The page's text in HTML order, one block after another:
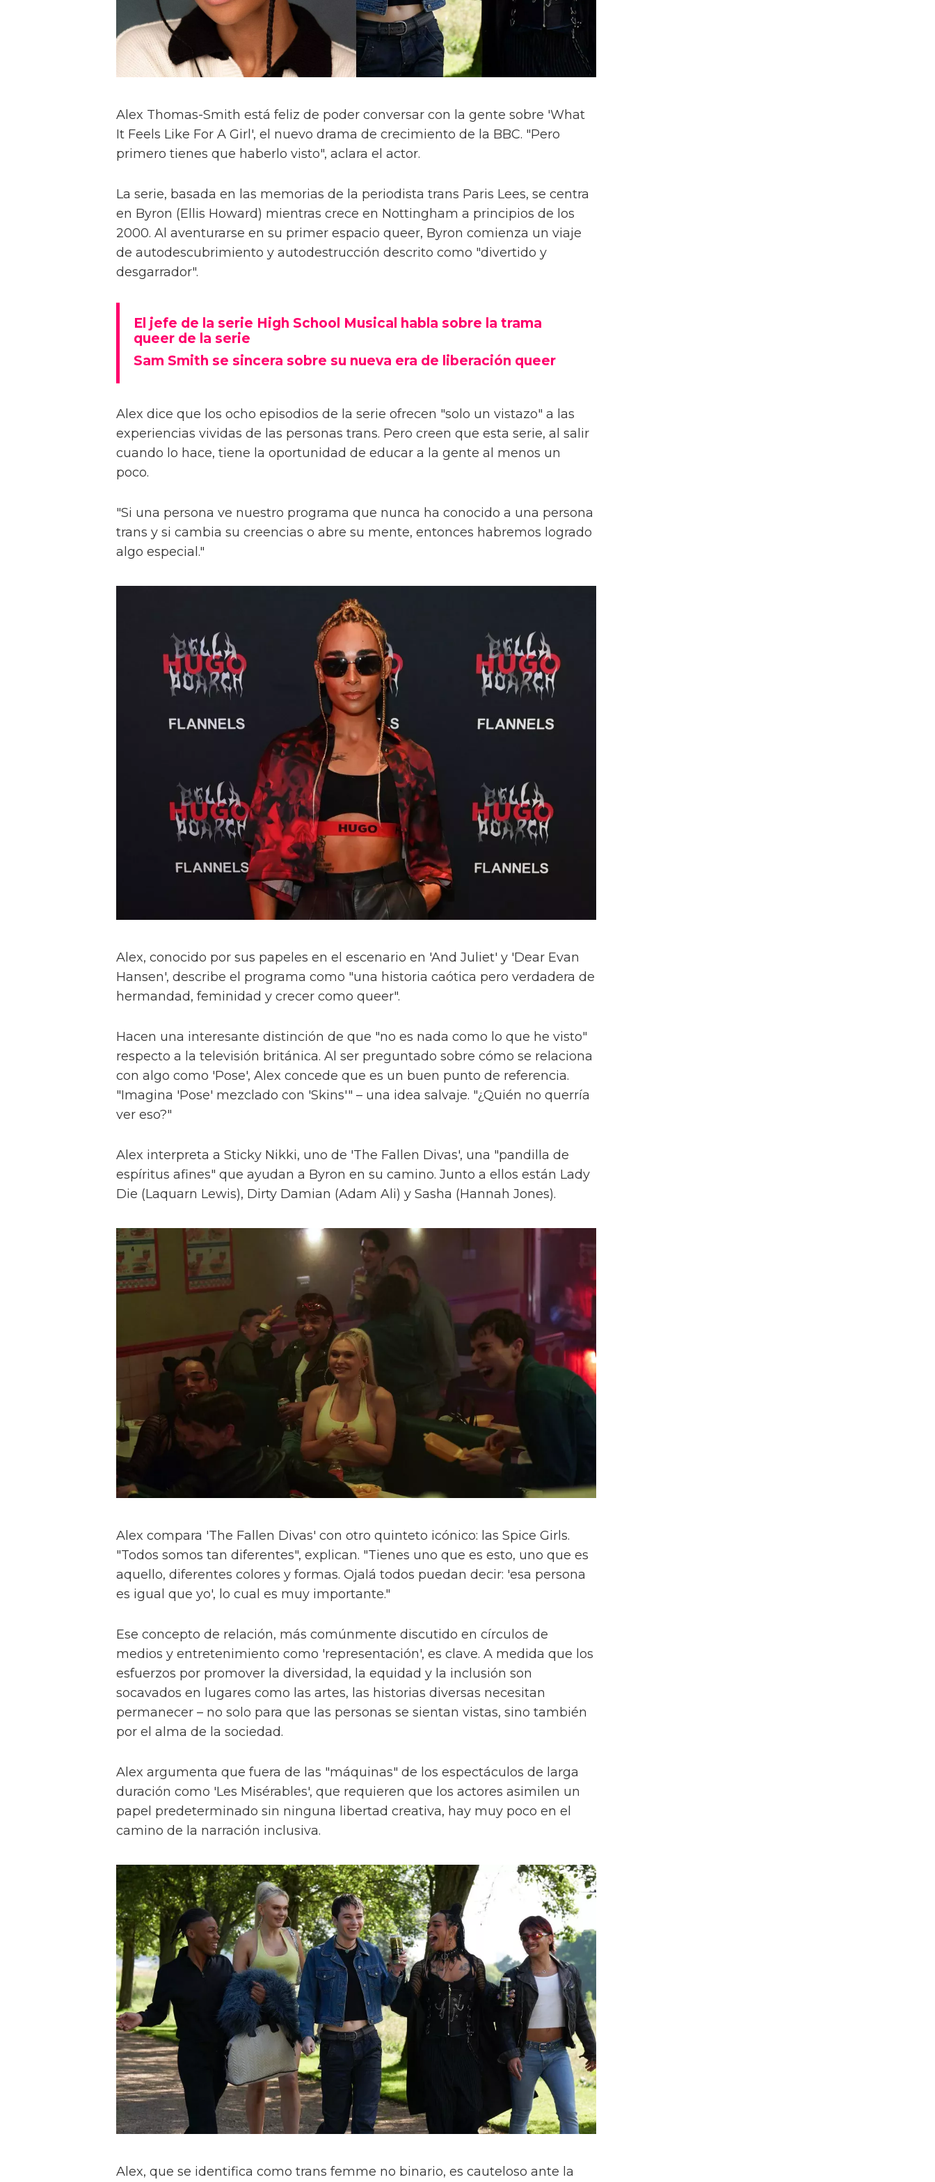
Alex Thomas-Smith está feliz de poder conversar con la gente sobre 'What
It Feels Like For A Girl', el nuevo drama de crecimiento de la BBC. "Pero
primero tienes que haberlo visto", aclara el actor.
La serie, basada en las memorias de la periodista trans Paris Lees, se centra
en Byron (Ellis Howard) mientras crece en Nottingham a principios de los
2000. Al aventurarse en su primer espacio queer, Byron comienza un viaje
de autodescubrimiento y autodestrucción descrito como "divertido y
desgarrador".
El jefe de la serie High School Musical habla sobre la trama
queer de la serie
Sam Smith se sincera sobre su nueva era de liberación queer
Alex dice que los ocho episodios de la serie ofrecen "solo un vistazo" a las
experiencias vividas de las personas trans. Pero creen que esta serie, al salir
cuando lo hace, tiene la oportunidad de educar a la gente al menos un
poco.
"Si una persona ve nuestro programa que nunca ha conocido a una persona
trans y si cambia su creencias o abre su mente, entonces habremos logrado
algo especial."
Alex, conocido por sus papeles en el escenario en 'And Juliet' y 'Dear Evan
Hansen', describe el programa como "una historia caótica pero verdadera de
hermandad, feminidad y crecer como queer".
Hacen una interesante distinción de que "no es nada como lo que he visto"
respecto a la televisión británica. Al ser preguntado sobre cómo se relaciona
con algo como 'Pose', Alex concede que es un buen punto de referencia.
"Imagina 'Pose' mezclado con 'Skins'" – una idea salvaje. "¿Quién no querría
ver eso?"
Alex interpreta a Sticky Nikki, uno de 'The Fallen Divas', una "pandilla de
espíritus afines" que ayudan a Byron en su camino. Junto a ellos están Lady
Die (Laquarn Lewis), Dirty Damian (Adam Ali) y Sasha (Hannah Jones).
Alex compara 'The Fallen Divas' con otro quinteto icónico: las Spice Girls.
"Todos somos tan diferentes", explican. "Tienes uno que es esto, uno que es
aquello, diferentes colores y formas. Ojalá todos puedan decir: 'esa persona
es igual que yo', lo cual es muy importante."
Ese concepto de relación, más comúnmente discutido en círculos de
medios y entretenimiento como 'representación', es clave. A medida que los
esfuerzos por promover la diversidad, la equidad y la inclusión son
socavados en lugares como las artes, las historias diversas necesitan
permanecer – no solo para que las personas se sientan vistas, sino también
por el alma de la sociedad.
Alex argumenta que fuera de las "máquinas" de los espectáculos de larga
duración como 'Les Misérables', que requieren que los actores asimilen un
papel predeterminado sin ninguna libertad creativa, hay muy poco en el
camino de la narración inclusiva.
Alex, que se identifica como trans femme no binario, es cauteloso ante la